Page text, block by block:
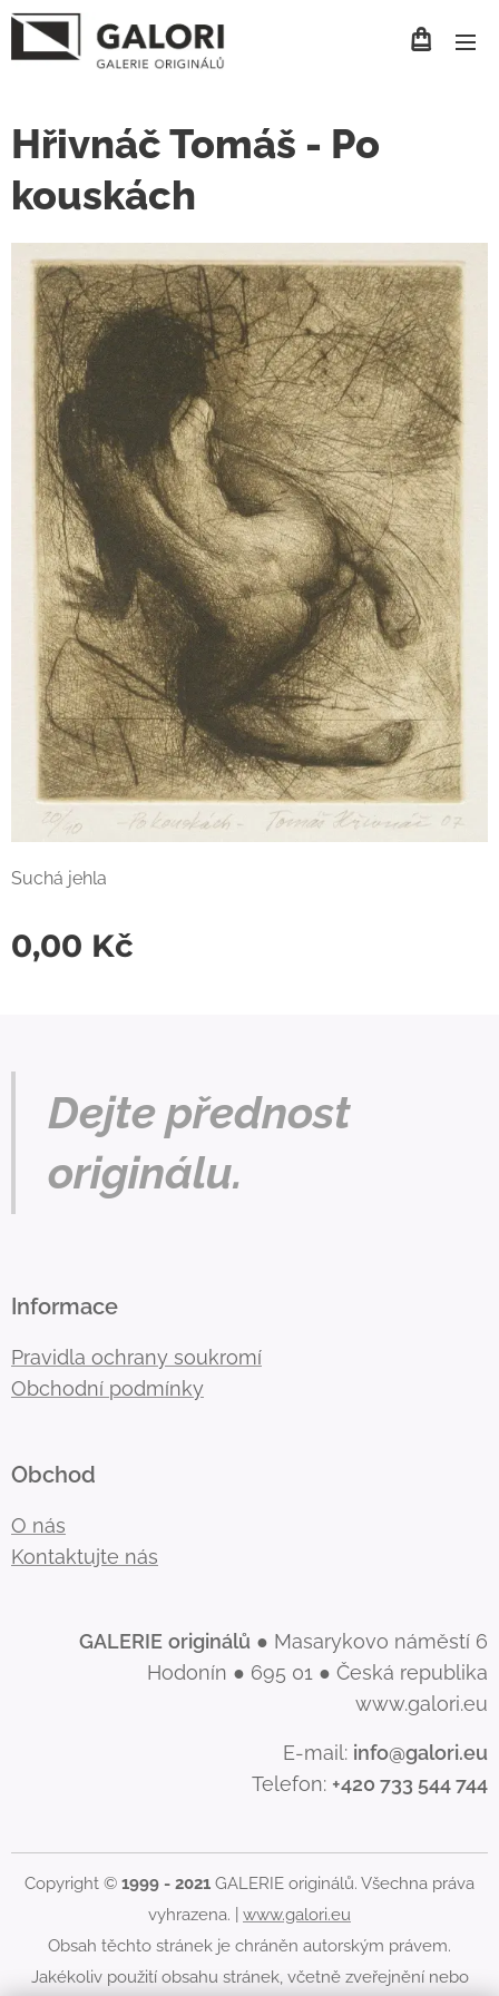
Hřivnáč Tomáš - Po
kouskách
Suchá jehla
0,00 Kč
Dejte přednost
originálu.
Informace
Pravidla ochrany soukromí
Obchodní podmínky
Obchod
O nás
Kontaktujte nás
GALERIE originálů ● Masarykovo náměstí 6
Hodonín ● 695 01 ● Česká republika
www.galori.eu
E-mail: info@galori.eu
Telefon: +420 733 544 744
Copyright © 1999 - 2021 GALERIE originálů. Všechna práva
vyhrazena. | www.galori.eu
Obsah těchto stránek je chráněn autorským právem.
Jakékoliv použití obsahu stránek, včetně zveřejnění nebo